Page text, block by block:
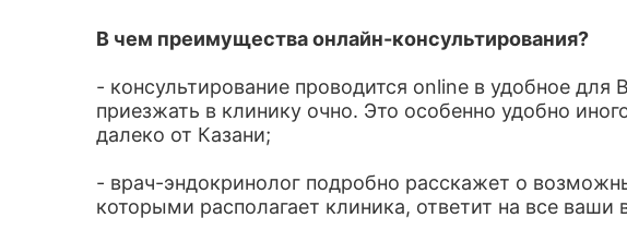
В чем преимущества онлайн-консультирования?
- консультирование проводится online в удобное для
приезжать в клинику очно. Это особенно удобно
далеко от Казани;
- врач-эндокринолог подробно расскажет о
которыми располагает клиника, ответит на все ваши